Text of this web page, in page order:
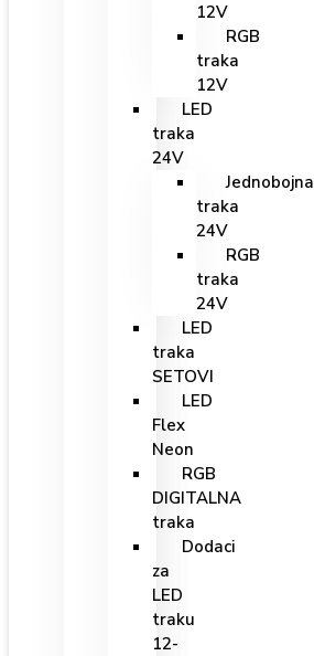
12V
RGB
traka
12V
LED
traka
24V
Jednobojna
traka
24V
RGB
traka
24V
LED
traka
SETOVI
LED
Flex
Neon
RGB
DIGITALNA
traka
Dodaci
za
LED
traku
12-